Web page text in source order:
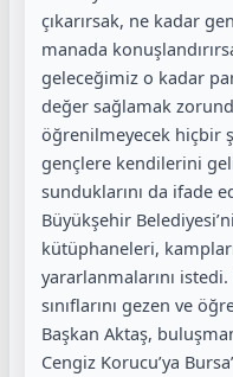
çıkarırsak, ne kadar
manada
geleceğimiz o kadar
değer sağlamak
öğrenilmeyecek hiçbir
gençlere kendilerini
sunduklarını da ifade
Büyükşehir
kütüphaneleri,
yararlanmalarını
sınıflarını gezen ve
Başkan Aktaş,
Cengiz Korucu’ya